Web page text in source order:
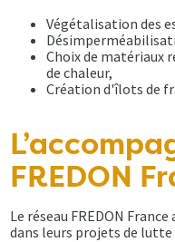
Végétalisation des
Choix de matériaux
de chaleur,
Création d'îlots de
FREDON
Le réseau FREDON
dans leurs projets de lutte